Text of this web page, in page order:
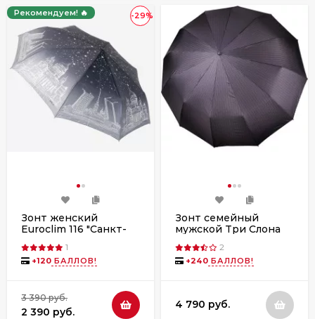
-29%
Рекомендуем! 🔥
Зонт женский
Euroclim 116 "Санкт-
автомат 1
+120 БАЛЛОВ!
3 390 руб.
2 390 руб.
Зонт семейный
мужской Три Слона
купол, полный
автомат
2
+240 БАЛЛОВ!
4 790 руб.